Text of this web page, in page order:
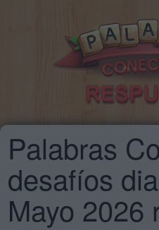
Palabras
desafíos
Mayo 2026